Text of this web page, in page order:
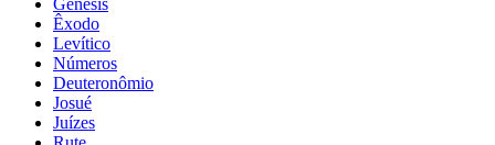
Êxodo
Levítico
Números
Deuteronômio
Josué
Juízes